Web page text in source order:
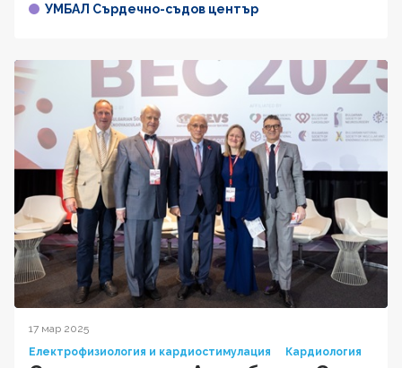
УМБАЛ Сърдечно-съдов център
17 мар 2025
Електрофизиология и кардиостимулация
Кардиология